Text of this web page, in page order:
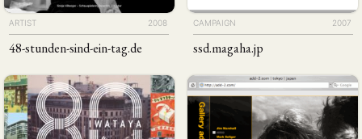
ARTIST 2008
48-stunden-sind-ein-tag.de
CAMPAIGN 2007
ssd.magaha.jp